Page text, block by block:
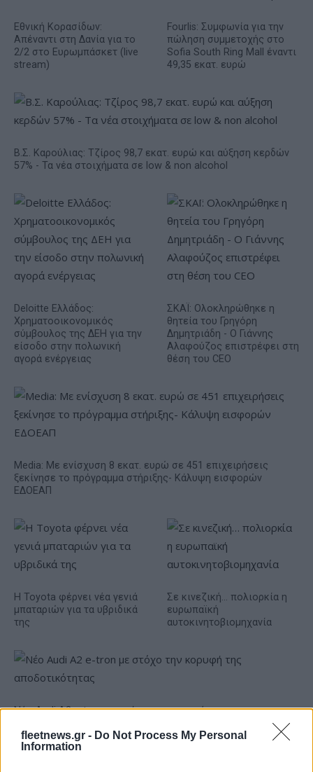
fleetnews.gr - Do Not Process My Personal
Information
Εθνική Κορασίδων:
Απέναντι στη Δανία για το
2/2 στο Ευρωμπάσκετ (live
stream)
Fourlis: Συμφωνία για την
πώληση συμμετοχής στο
Sofia South Ring Mall έναντι
49,35 εκατ. ευρώ
Β.Σ. Καρούλιας: Τζίρος 98,7 εκατ. ευρώ και αύξηση κερδών
57% - Τα νέα στοιχήματα σε low & non alcohol
Deloitte Ελλάδος:
Χρηματοοικονομικός
σύμβουλος της ΔΕΗ για την
είσοδο στην πολωνική
αγορά ενέργειας
ΣΚΑΪ: Ολοκληρώθηκε η
θητεία του Γρηγόρη
Δημητριάδη - Ο Γιάννης
Αλαφούζος επιστρέφει στη
θέση του CEO
Media: Με ενίσχυση 8 εκατ. ευρώ σε 451 επιχειρήσεις
ξεκίνησε το πρόγραμμα στήριξης- Κάλυψη εισφορών
ΕΔΟΕΑΠ
Η Toyota φέρνει νέα γενιά
μπαταριών για τα υβριδικά
της
Σε κινεζική… πολιορκία η
ευρωπαϊκή
αυτοκινητοβιομηχανία
Νέο Audi A2 e-tron με στόχο την κορυφή της